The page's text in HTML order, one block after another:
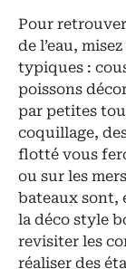
Pour retrouver
de l’eau,
typiques :
poissons
par petites
coquillage,
flotté vous
ou sur les
bateaux sont,
la déco style
revisiter les
réaliser des